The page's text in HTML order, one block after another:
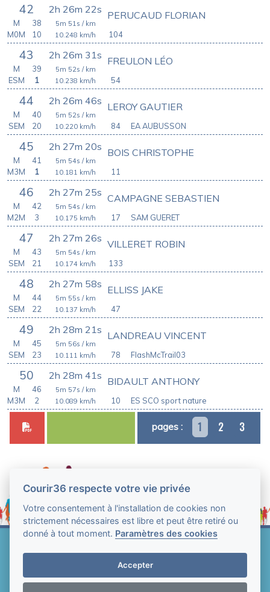
42 2h 26m 22s
104
PERUCAUD FLORIAN
5m 51s / km
10.248 km/h
M
38
M0M
10
43 2h 26m 31s
54
FREULON LÉO
5m 52s / km
10.238 km/h
M
39
ESM
1
44 2h 26m 46s
84
LEROY GAUTIER
5m 52s / km
10.220 km/h
M
40
SEM
20 EA AUBUSSON
45 2h 27m 20s
11
BOIS CHRISTOPHE
5m 54s / km
10.181 km/h
M
41
M3M
1
46 2h 27m 25s
17
CAMPAGNE SEBASTIEN
5m 54s / km
10.175 km/h
M
42
M2M
3 SAM GUERET
47 2h 27m 26s
133
VILLERET ROBIN
5m 54s / km
10.174 km/h
M
43
SEM
21
48 2h 27m 58s
47
ELLISS JAKE
5m 55s / km
10.137 km/h
M
44
SEM
22
49 2h 28m 21s
78
LANDREAU VINCENT
5m 56s / km
10.111 km/h
M
45
SEM
23 FlashMcTrail03
50 2h 28m 41s
10
BIDAULT ANTHONY
5m 57s / km
10.089 km/h
M
46
M3M
2 ES SCO sport nature
pages : 1 2 3
2004-2026
Mentions légales et conditions générales
Courir36 respecte votre vie privée
Votre consentement à l'installation de cookies non
strictement nécessaires est libre et peut être retiré ou
donné à tout moment. Paramètres des cookies
Accepter